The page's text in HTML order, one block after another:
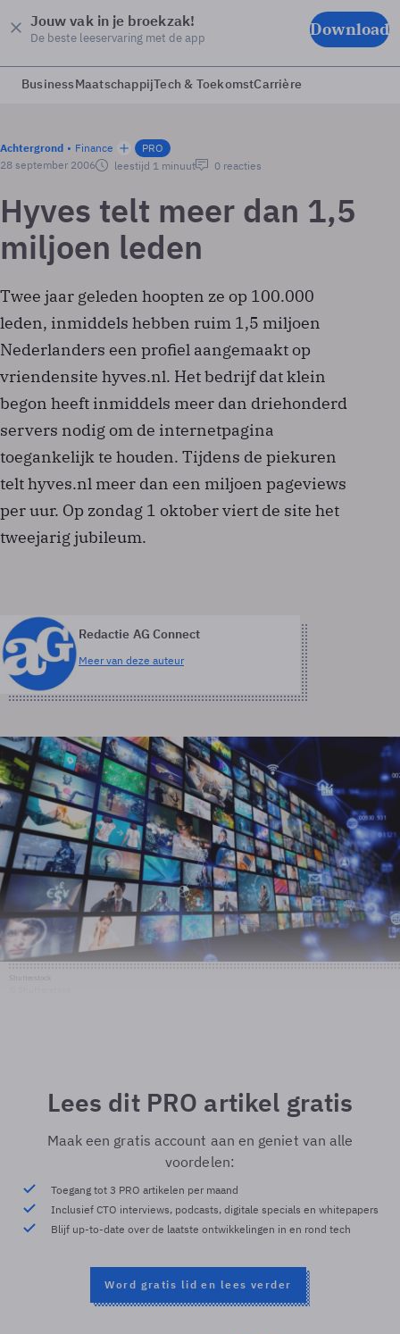
Jouw vak in je broekzak!
De beste leeservaring met de app Download
BusinessMaatschappijTech & ToekomstCarrière
Achtergrond Finance
PRO
28 september 2006
leestijd 1 minuut 0 reacties
Hyves telt meer dan 1,5
miljoen leden
Twee jaar geleden hoopten ze op 100.000
leden, inmiddels hebben ruim 1,5 miljoen
Nederlanders een profiel aangemaakt op
vriendensite hyves.nl. Het bedrijf dat klein
begon heeft inmiddels meer dan driehonderd
servers nodig om de internetpagina
toegankelijk te houden. Tijdens de piekuren
telt hyves.nl meer dan een miljoen pageviews
per uur. Op zondag 1 oktober viert de site het
tweejarig jubileum.
Redactie AG Connect
Meer van deze auteur
Lees dit PRO artikel gratis
Maak een gratis account aan en geniet van alle
voordelen:
Toegang tot 3 PRO artikelen per maand
Inclusief CTO interviews, podcasts, digitale specials en whitepapers
Blijf up-to-date over de laatste ontwikkelingen in en rond tech
Word gratis lid en lees verder